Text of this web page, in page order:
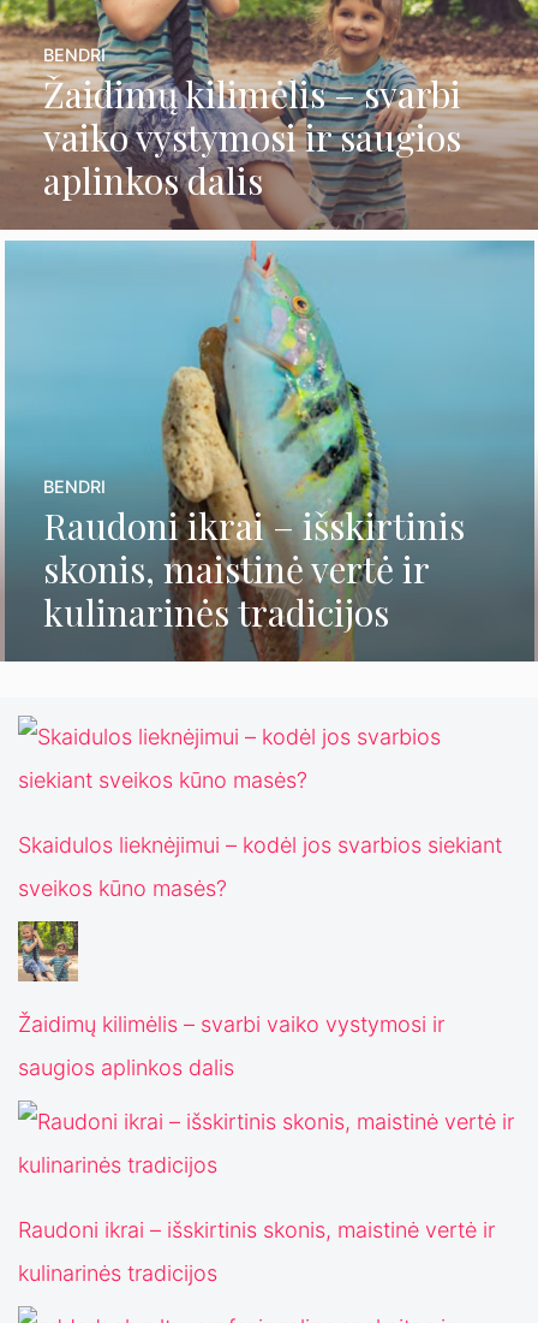
Žaidimų kilimėlis – svarbi
vaiko vystymosi ir saugios
aplinkos dalis
BENDRI
Raudoni ikrai – išskirtinis
skonis, maistinė vertė ir
kulinarinės tradicijos
BENDRI
Skaidulos lieknėjimui – kodėl jos svarbios siekiant
sveikos kūno masės?
Žaidimų kilimėlis – svarbi vaiko vystymosi ir
saugios aplinkos dalis
Raudoni ikrai – išskirtinis skonis, maistinė vertė ir
kulinarinės tradicijos